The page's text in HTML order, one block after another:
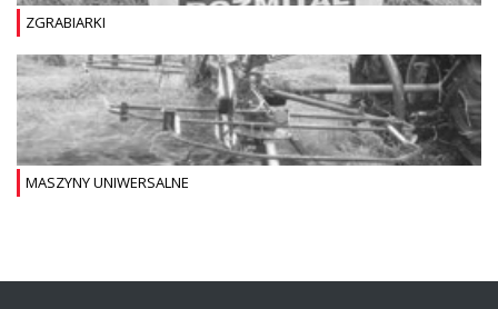
ZGRABIARKI
MASZYNY UNIWERSALNE